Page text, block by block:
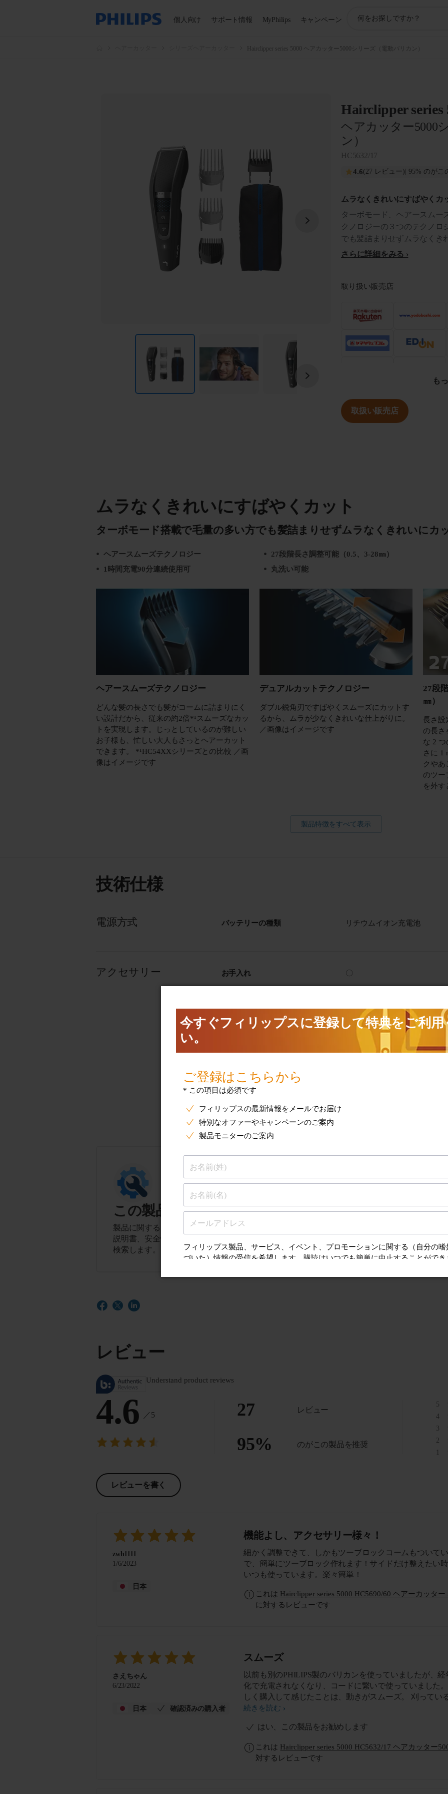
個人向け サポート情報 MyPhilips キャンペーン
索
Hairclipper series 5000 ヘアカッター5000シリーズ（電動バリカン）
Hairclipper series
ヘアカッター5000
ン）
HC5632/17
4.6(27 レビュー) | 95% のが
ムラなくきれいにすばやくカ
ターボモード、ヘアースムー
クノロジーの３つのテクノロ
でも髪詰まりせずムラなくき
さらに詳細をみる
取り扱い販売店
も
取扱い販売店
ムラなくきれいにすばやくカット
ターボモード搭載で毛量の多い方でも髪詰まりせずムラなくきれいにカ
ヘアースムーズテクノロジー
27段階長さ調整可能（0.5、3-28㎜）
1時間充電90分連続使用可
丸洗い可能
ヘアースムーズテクノロジー
どんな髪の長さでも髪がコームに詰まりにく
い設計だから、従来の約2倍*¹スムーズなカッ
トを実現します。じっとしているのが難しい
お子様も、忙しい大人もさっとヘアーカット
できます。 *¹HC54XXシリーズとの比較 ／画
像はイメージです
デュアルカットテクノロジー
ダブル鋭角刃ですばやくスムーズにカットす
るから、ムラが少なくきれいな仕上がりに。
／画像はイメージです
27段
㎜）
長さ設
の長さ
な 2
さに 1
クやあ
のツー
を外す
製品特徴をすべて表示
技術仕様
電源方式 バッテリーの種類 リチウムイオン充電池
アクセサリー お手入れ 〇
スキ刈りコーム
ヘアートリミング用コーム
ソフトポーチ
この製品に関するサポート
製品に関するヒント、よくある質問（FAQ）、取扱
説明書、安全性とコンプライアンスに関する情報を
検索します。
レビュー
Understand product reviews
4.6 ／5
レビューを書く
27 レビュー
95% のがこの製品を推奨
5
4
3
2
1
zwh1111
1/6/2023
日本
機能よし、アクセサリー様々！
細かく調整できて、しかもツーブロックコームもついて
で、簡単にツーブロック作れます！サイドだけ整えたい
いつも使っています。楽々簡単！
これは Hairclipper series 5000 HC5690/60 ヘアーカッタ
に対するレビューです
さえちゃん
6/23/2022
日本 確認済みの購入者
スムーズ
以前も別のPHILIPS製のバリカンを使っていましたが、経
化で充電されなくなり、コードに繋いで使っていました
しく購入して感じたことは、動きがスムーズ。 刈ってい
触がスムーズ。 ターボだとより良いですね。
続きを読む
はい、この製品をお勧めします
これは Hairclipper series 5000 HC5632/17 ヘアカッター
対するレビューです